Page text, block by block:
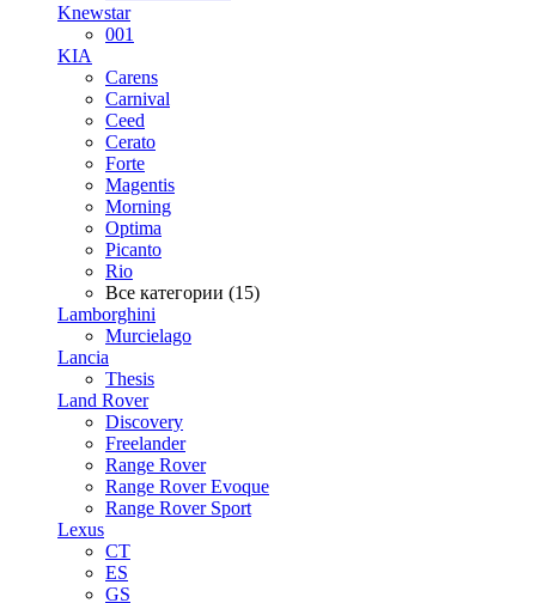
Knewstar
001
KIA
Carens
Carnival
Ceed
Cerato
Forte
Magentis
Morning
Optima
Picanto
Rio
Все категории (15)
Lamborghini
Murcielago
Lancia
Thesis
Land Rover
Discovery
Freelander
Range Rover
Range Rover Evoque
Range Rover Sport
Lexus
CT
ES
GS